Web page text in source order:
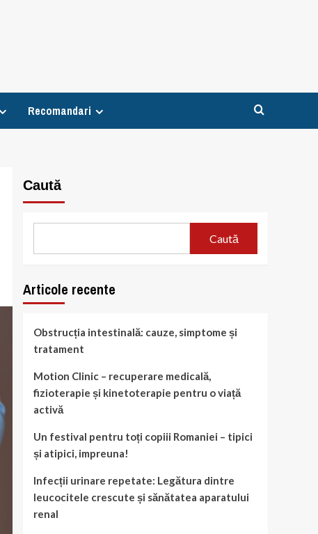
Recomandari
Caută
Caută
Articole recente
Obstrucția intestinală: cauze, simptome și
tratament
Motion Clinic – recuperare medicală,
fizioterapie și kinetoterapie pentru o viață
activă
Un festival pentru toți copiii Romaniei – tipici
și atipici, impreuna!
Infecții urinare repetate: Legătura dintre
leucocitele crescute și sănătatea aparatului
renal